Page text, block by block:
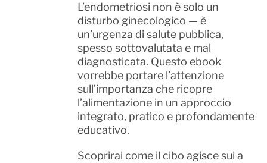
L’endometriosi non è solo un
disturbo ginecologico — è
un’urgenza di salute pubblica,
spesso sottovalutata e mal
diagnosticata. Questo ebook
vorrebbe portare l’attenzione
sull’importanza che ricopre
l’alimentazione in un approccio
integrato, pratico e profondamente
educativo.
Scoprirai come il cibo agisce sui a